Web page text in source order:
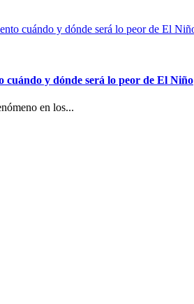
cuándo y dónde será lo peor de El Niño
en los...